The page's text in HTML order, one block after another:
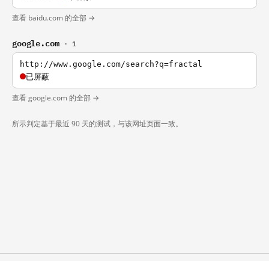
查看 baidu.com 的全部 →
google.com · 1
http://www.google.com/search?q=fractal
已屏蔽
查看 google.com 的全部 →
所示判定基于最近 90 天的测试，与该网址页面一致。